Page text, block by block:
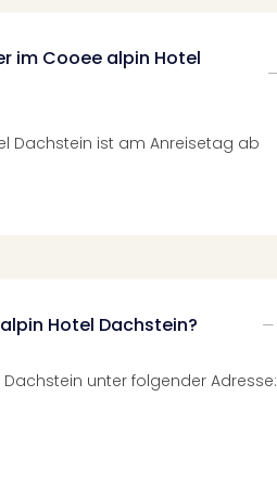
im Cooee alpin Hotel
Dachstein ist am Anreisetag ab
Hotel Dachstein?
unter folgender Adresse: